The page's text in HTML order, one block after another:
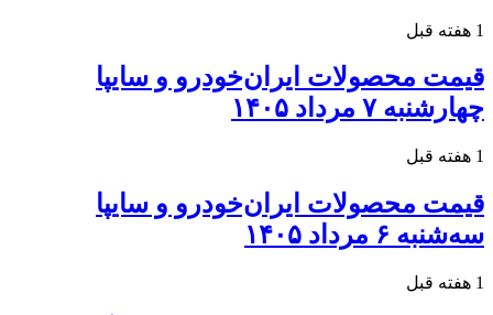
1 هفته قبل
قیمت محصولات ایران‌خودرو و سایپا
چهارشنبه ۷ مرداد ۱۴۰۵
1 هفته قبل
قیمت محصولات ایران‌خودرو و سایپا
سه‌شنبه ۶ مرداد ۱۴۰۵
1 هفته قبل